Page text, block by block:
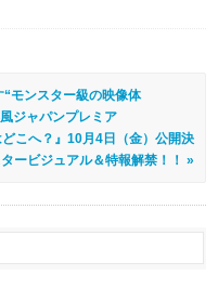
モンスター級の映像体
ジャパンプレミア
こへ？』10月4日（金）公開決
ービジュアル＆特報解禁！！ »